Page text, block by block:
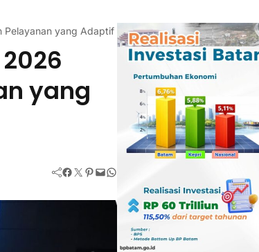
yang Adaptif dan Responsif
yang
Facebook Twitter Pinterest Mail WhatsApp